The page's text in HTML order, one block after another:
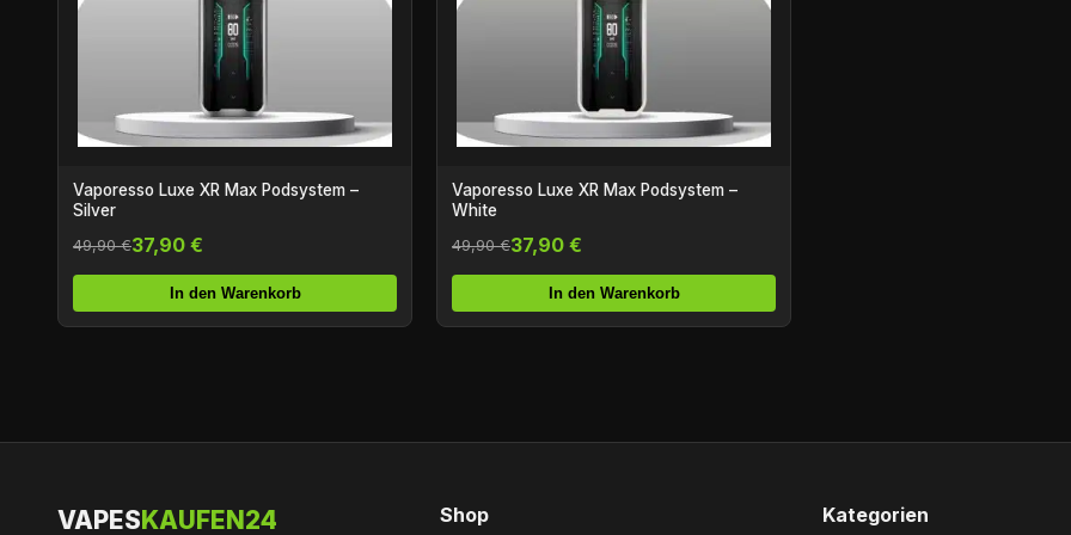
Vaporesso Luxe XR Max Podsystem –
Silver
49,90 €37,90 €
In den Warenkorb
Vaporesso Luxe XR Max Podsystem –
White
49,90 €37,90 €
In den Warenkorb
VAPES KAUFEN24 Shop Kategorien